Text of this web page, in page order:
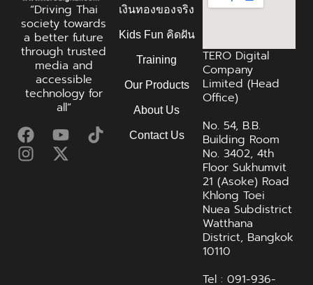
“Driving Thai
society towards
a better future
through trusted
media and
accessible
technology for
all”
เงินทองของจริง
Kids Fun คิดฝัน
Training
Our Products
About Us
Contact Us
TERO Digital
Company
Limited (Head
Office)
No. 54, B.B.
Building Room
No. 3402, 4th
Floor Sukhumvit
21 (Asoke) Road
Khlong Toei
Nuea Subdistrict
Watthana
District, Bangkok
10110
Tel : 091-936-